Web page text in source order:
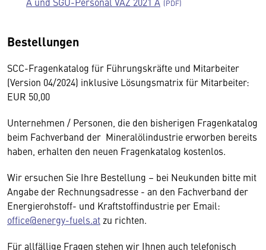
Bestellungen
SCC-Fragenkatalog für Führungskräfte und Mitarbeiter
(Version 04/2024) inklusive Lösungsmatrix für Mitarbeiter:
EUR 50,00
Unternehmen / Personen, die den bisherigen Fragenkatalog
beim Fachverband der Mineralölindustrie erworben bereits
haben, erhalten den neuen Fragenkatalog kostenlos.
Wir ersuchen Sie Ihre Bestellung – bei Neukunden bitte mit
Angabe der Rechnungsadresse - an den Fachverband der
Energierohstoff- und Kraftstoffindustrie per Email:
office@energy-fuels.at zu richten.
Für allfällige Fragen stehen wir Ihnen auch telefonisch